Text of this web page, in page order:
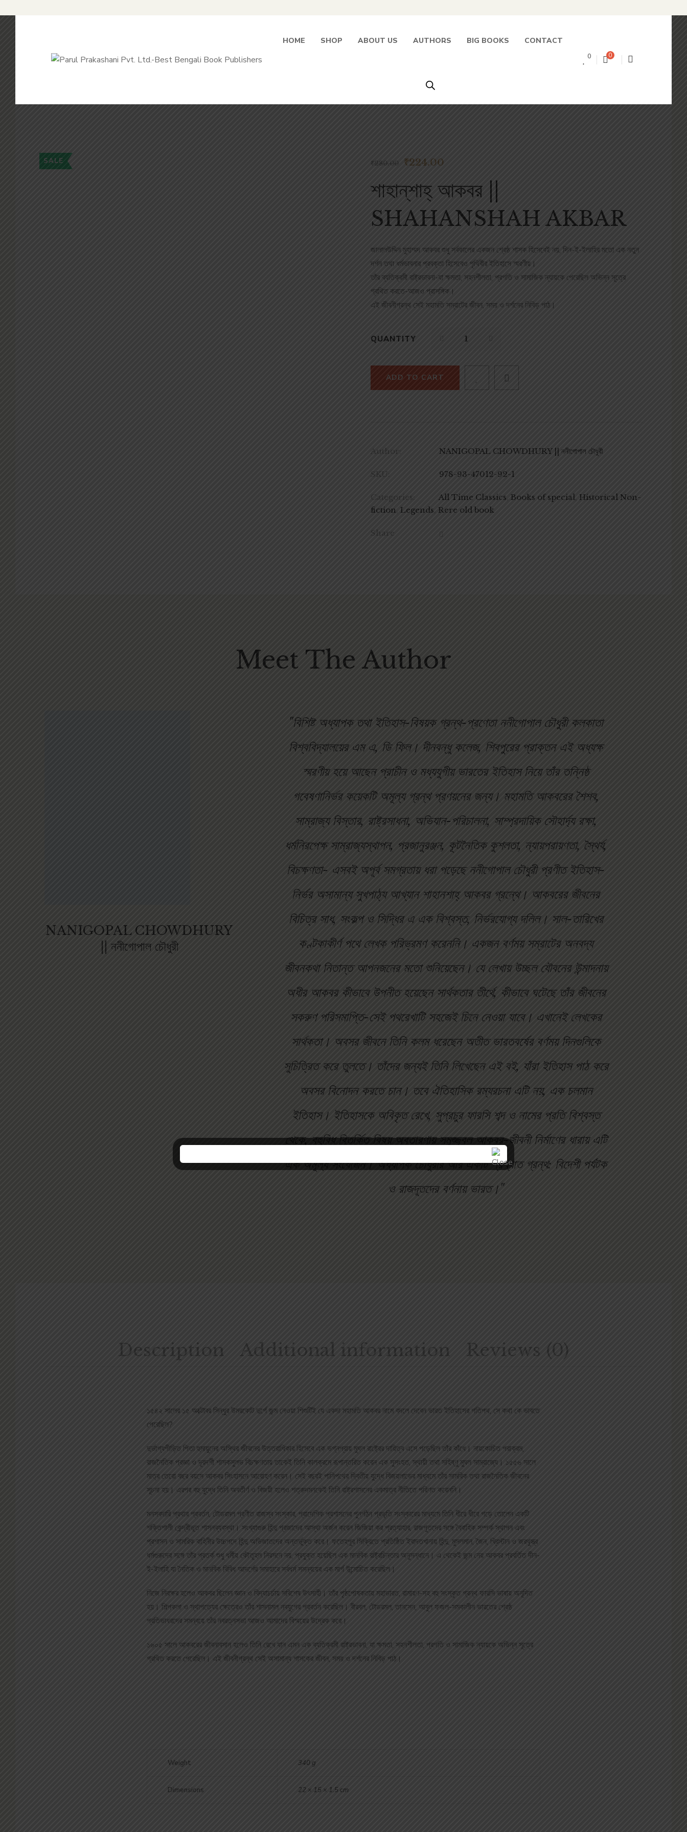
HOME SHOP ABOUT US AUTHORS BIG BOOKS CONTACT
0 0
SALE ₹280.00 ₹224.00
শাহান্‌শাহ্‌ আকবর ||
SHAHANSHAH AKBAR
জালালউদ্দিন মুহাম্মদ আকবর শুধু সর্বকালের একজন শ্রেষ্ঠ শাসক হিসেবেই নয়, দিন-ই-ইলাহির মতো এক নতুন
দর্শন তথা ধর্মভাবনার প্রবক্তা হিসেবেও পৃথিবীর ইতিহাসে স্মরণীয়।
তাঁর ব্যতিক্রমী রাষ্ট্রভাবনা-যা ক্ষমতা, সহনশীলতা, প্রগতি ও সামাজিক ন্যায়কে পেরেছিল অভিন্ন সূত্রে
গ্রথিত করতে-আজও প্রাসঙ্গিক।
এই জীবনীগ্রন্থ সেই মহামতি সম্রাটের জীবন, সময় ও দর্শনের নিবিড় পাঠ।
QUANTITY
ADD TO CART
Author: NANIGOPAL CHOWDHURY || ননীগোপাল চৌধুরী
SKU: 978-93-47012-92-1
Categories: All Time Classics ,Books of special, Historical Non-
fiction ,Legends, Rere old book
Share
Meet The Author
NANIGOPAL CHOWDHURY
|| ননীগোপাল চৌধুরী
"বিশিষ্ট অধ্যাপক তথা ইতিহাস-বিষয়ক গ্রন্থ-প্রণেতা ননীগোপাল চৌধুরী কলকাতা
বিশ্ববিদ্যালয়ের এম এ, ডি ফিল। দীনবন্ধু কলেজ, শিবপুরের প্রাক্তন এই অধ্যক্ষ
স্মরণীয় হয়ে আছেন প্রাচীন ও মধ্যযুগীয় ভারতের ইতিহাস নিয়ে তাঁর তন্নিষ্ঠ
গবেষণানির্ভর কয়েকটি অমূল্য গ্রন্থ প্রণয়নের জন্য। মহামতি আকবরের শৈশব,
সাম্রাজ্য বিস্তার, রাষ্ট্রসাধনা, অভিযান-পরিচালনা, সাম্প্রদায়িক সৌহার্দ্য রক্ষা,
ধর্মনিরপেক্ষ সাম্রাজ্যস্থাপন, প্রজানুরঞ্জন, কূটনৈতিক কুশলতা, ন্যায়পরায়ণতা, স্থৈর্য,
বিচক্ষণতা- এসবই অপূর্ব সমগ্রতায় ধরা পড়েছে ননীগোপাল চৌধুরী প্রণীত ইতিহাস-
নির্ভর অসামান্য সুখপাঠ্য আখ্যান শাহানশাহ্ আকবর গ্রন্থে। আকবরের জীবনের
বিচিত্র সাধ, সংকল্প ও সিদ্ধির এ এক বিশ্বস্ত, নির্ভরযোগ্য দলিল। সাল-তারিখের
কণ্টকাকীর্ণ পথে লেখক পরিভ্রমণ করেননি। একজন বর্ণময় সম্রাটের অনবদ্য
জীবনকথা নিতান্ত আপনজনের মতো শুনিয়েছেন। যে লেখায় উচ্ছল যৌবনের উন্মাদনায়
অধীর আকবর কীভাবে উপনীত হয়েছেন সার্থকতার তীর্থে, কীভাবে ঘটেছে তাঁর জীবনের
সকরুণ পরিসমাপ্তি-সেই পথরেখাটি সহজেই চিনে নেওয়া যাবে। এখানেই লেখকের
সার্থকতা। অবসর জীবনে তিনি কলম ধরেছেন অতীত ভারতবর্ষের বর্ণময় দিনগুলিকে
সুচিত্রিত করে তুলতে। তাঁদের জন্যই তিনি লিখেছেন এই বই, যাঁরা ইতিহাস পাঠ করে
অবসর বিনোদন করতে চান। তবে ঐতিহাসিক রম্যরচনা এটি নয়, এক চলমান
ইতিহাস। ইতিহাসকে অবিকৃত রেখে, সুপ্রচুর ফারসি শব্দ ও নামের প্রতি বিশ্বস্ত
থেকে, বহুবিধ বিতর্কিত বিষয় অবতারণায় সমুজ্জ্বল আকবর-জীবনী নির্মাণের ধারায় এটি
এক অমূল্য সংযোজন। অধ্যাপক চৌধুরীর আর একটি প্রখ্যাত গ্রন্থ: বিদেশী পর্যটক
ও রাজদূতদের বর্ণনায় ভারত।"
Description Additional information Reviews (0)
১৫৪২ সালের ১৫ অক্টোবর সিন্ধুর উমরকোট দুর্গে জন্ম নেওয়া শিশুটিই যে একদা মহামতি আকবর নামে বদলে দেবেন ভারত ইতিহাসের গতিপথ, সে কথা কে ভাবতে
পেরেছিল?
দুর্ভাগ্যপীড়িত পিতা হুমায়ুনের অস্থির জীবনের উত্তরাধিকার হিসেবে এক ভগ্নপ্রায় মুঘল রাষ্ট্রের দায়িত্ব এসে পড়েছিল তাঁর কাঁধে। নায়কোচিত পরাক্রম,
রাজনৈতিক প্রজ্ঞা ও দূরদর্শী শাসকসুলভ বিচক্ষণতায় তাকেই তিনি কালক্রমে রূপান্তরিত করেন এক সুসংহত, স্থায়ী তথা সহিষ্ণু মুঘল সাম্রাজ্যে। ১৫৫৬ সালে
মাত্র তেরো বছর বয়সে আকবর সিংহাসনে আরোহণ করেন। সেই বছরই পানিপথের দ্বিতীয় যুদ্ধে বিজয়লাভের মাধ্যমে তাঁর সামরিক তথা রাজনৈতিক জীবনের
সূচনা হয়। এরপর বহু যুদ্ধে তিনি অবতীর্ণ ও বিজয়ী হলেও শত্রুদমনকেই তিনি রাষ্ট্রশাসনের একমাত্র নীতিতে পরিণত করেননি।
মনসবদারি প্রথার প্রবর্তন, টোডরমল প্রণীত রাজস্ব সংস্কার, প্রাদেশিক প্রশাসনের পুনর্গঠন প্রভৃতি সংস্কারের মাধ্যমে তিনি ধীরে ধীরে গড়ে তোলেন একটি
শক্তিশালী কেন্দ্রীভূত শাসনব্যবস্থা। সংখ্যাগুরু হিন্দু প্রজাদের আস্থা অর্জন করেন জিজিয়া কর প্রত্যাহার, রাজপুতদের সঙ্গে বৈবাহিক সম্পর্ক স্থাপন এবং
প্রশাসন ও সামরিক বাহিনীর উচ্চপদে হিন্দু অভিজাতদের অন্তর্ভুক্ত করে। ফতেহপুর সিক্রিতে প্রতিষ্ঠিত ইবাদতখানায় হিন্দু, মুসলমান, জৈন, খ্রিস্টান ও জরথুস্ত্র
ধর্মগুরুদের সঙ্গে তাঁর প্রতর্ক শুধু ধর্মীয় কৌতূহল নিরসনে নয়, প্রযুক্ত হয়েছিল এক মানবিক রাষ্ট্রচিন্তার অনুসন্ধানে। এ থেকেই জন্ম নেয় আকবর প্রবর্তিত দীন-
ই-ইলাহি যা নৈতিক ও মানবিক বিবিধ আদর্শের সমাহারে সর্বধর্ম সমন্বয়ের এক মার্গ উন্মোচিত করেছিল।
নিজে নিরক্ষর হলেও আকবর ছিলেন জ্ঞান ও বিদ্যাচর্চায় সবিশেষ উৎসাহী। তাঁর পৃষ্ঠপোষকতায় মহাভারত, রামায়ণ-সহ বহু সংস্কৃত গ্রন্থ ফারসি ভাষায় অনূদিত
হয়। শিল্পকলা ও স্থাপত্যের ক্ষেত্রেও তাঁর শাসনামল নবযুগের প্রবর্তন করেছিল। বীরবল, টোডরমল, তানসেন, আবুল ফজল-সমকালীন ভারতের শ্রেষ্ঠ
প্রতিভাধরদের সমন্বয়ে তাঁর নবরত্নসভা আজও আমাদের বিস্ময়ের উদ্রেক করে।
১৬০৫ সালে আকবরের জীবনাবসান হলেও তিনি রেখে যান এমন এক ব্যতিক্রমী রাষ্ট্রভাবনা, যা ক্ষমতা, সহনশীলতা, প্রগতি ও সামাজিক ন্যায়কে অভিন্ন সূত্রে
গ্রথিত করতে পেরেছিল। এই জীবনীগ্রন্থ সেই অসামান্য শাসকের জীবন, সময় ও দর্শনের নিবিড় পাঠ।
Weight 340 g
Dimensions 22 × 15 × 1.5 cm